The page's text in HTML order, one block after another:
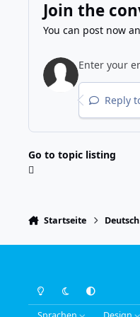
Join the
You can post now
Reply
Go to topic listing
Startseite Deutsch
Light ModeDark ModeSystem